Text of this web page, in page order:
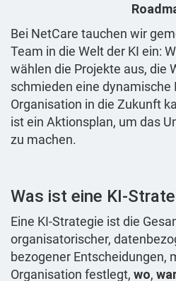
Bei NetCare tauchen wir
Team in die Welt der KI ein:
wählen die Projekte aus, die
schmieden eine dynamische
Organisation in die Zukunft
ist ein Aktionsplan, um das
zu machen.
Was ist eine KI-
Eine KI-Strategie ist die
organisatorischer,
bezogener Entscheidungen,
Organisation festlegt, wo,